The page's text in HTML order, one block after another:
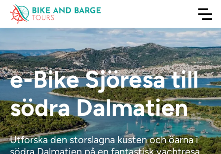
e-Bike Sjöresa till
södra Dalmatien
Utforska den storslagna kusten och öarna i
södra Dalmatien på en fantastisk yachtresa,